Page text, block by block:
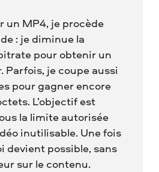
un MP4, je procède
: je diminue la
pour obtenir un
Parfois, je coupe aussi
pour gagner encore
L’objectif est
la limite autorisée
inutilisable. Une fois
devient possible, sans
sur le contenu.